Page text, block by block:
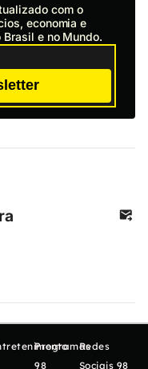
com o
economia e
e no Mundo.
Programas
98
Redes
Sociais 98